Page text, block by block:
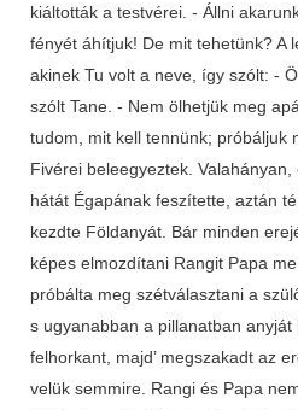
kiáltották a testvérei. - Állni
fényét áhítjuk! De mit tehetünk? A
akinek Tu volt a neve, így szólt: -
szólt Tane. - Nem ölhetjük meg
tudom, mit kell tennünk; próbáljuk
Fivérei beleegyeztek.
hátát Égapának feszítette, aztán
kezdte Földanyát. Bár minden
képes elmozdítani Rangit Papa
próbálta meg szétválasztani a
s ugyanabban a pillanatban
felhorkant, majd’ megszakadt az
velük semmire. Rangi és Papa